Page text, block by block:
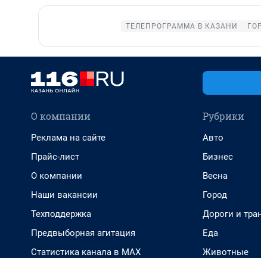
ТЕЛЕПРОГРАММА В КАЗАНИ
О компании
Реклама на сайте
Прайс-лист
О компании
Наши вакансии
Техподдержка
Предвыборная агитация
Статистика канала в MAX
Рубрики
Авто
Бизнес
Весна
Город
Дороги и
Еда
Животные